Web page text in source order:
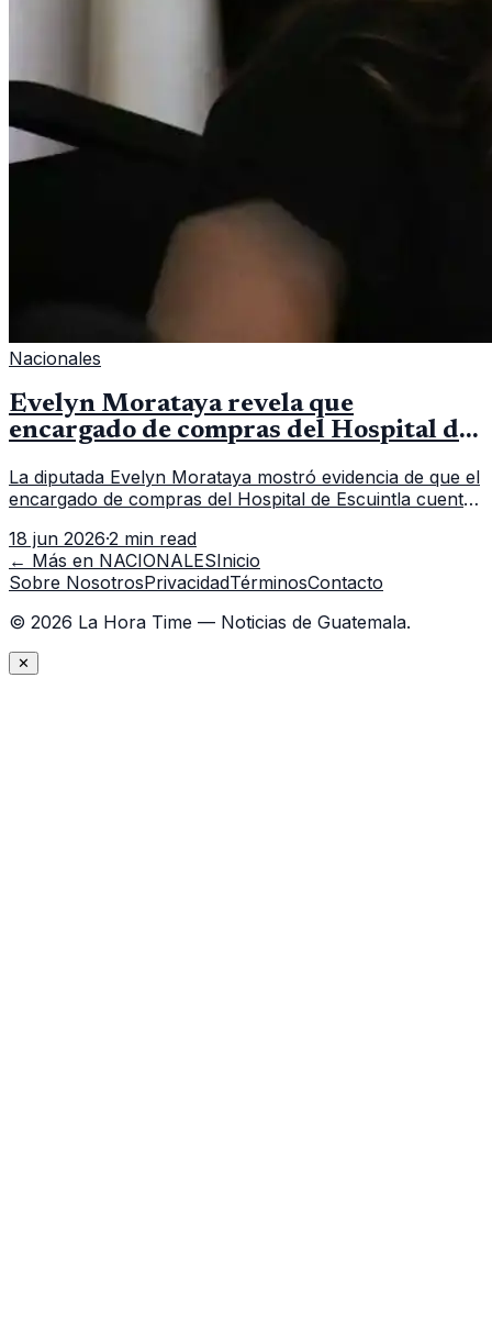
Nacionales
Evelyn Morataya revela que
encargado de compras del Hospital de
La diputada Evelyn Morataya mostró evidencia de que el
encargado de compras del Hospital de Escuintla cuenta
capacitación en la capital.
18 jun 2026·2 min read
← Más en NACIONALESInicio
Sobre NosotrosPrivacidadTérminosContacto
© 2026 La Hora Time — Noticias de Guatemala.